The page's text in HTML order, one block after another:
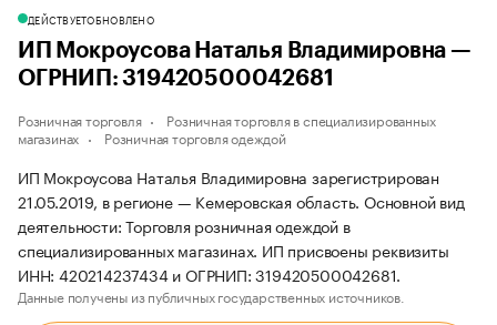
ДЕЙСТВУЕТОБНОВЛЕНО
ИП Мокроусова Наталья Владимировна —
ОГРНИП: 319420500042681
Розничная торговля
Розничная торговля в специализированных
магазинах
Розничная торговля одеждой
ИП Мокроусова Наталья Владимировна зарегистрирован
21.05.2019, в регионе — Кемеровская область. Основной вид
деятельности: Торговля розничная одеждой в
специализированных магазинах. ИП присвоены реквизиты
ИНН: 420214237434 и ОГРНИП: 319420500042681.
Данные получены из публичных государственных источников.